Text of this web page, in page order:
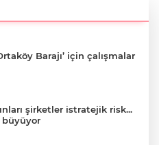
Barajı’ için çalışmalar
şirketler istratejik risk...
büyüyor